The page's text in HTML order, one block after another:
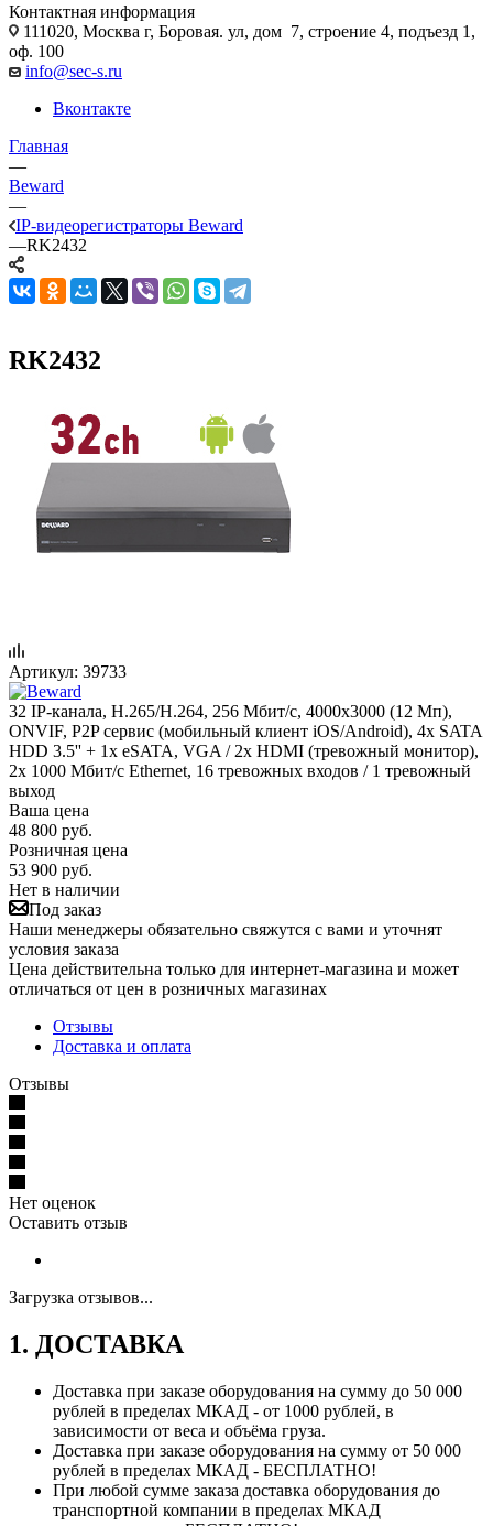
Контактная информация
111020, Москва г, Боровая. ул, дом 7, строение 4, подъезд 1,
оф. 100
info@sec-s.ru
Вконтакте
Главная
—
Beward
—
IP-видеорегистраторы Beward
—RK2432
RK2432
Артикул: 39733
32 IP-канала, H.265/H.264, 256 Мбит/с, 4000х3000 (12 Мп),
ONVIF, P2P сервис (мобильный клиент iOS/Android), 4x SATA
HDD 3.5'' + 1x eSATA, VGA / 2x HDMI (тревожный монитор),
2x 1000 Мбит/с Ethernet, 16 тревожных входов / 1 тревожный
выход
Ваша цена
48 800 руб.
Розничная цена
53 900 руб.
Нет в наличии
Под заказ
Наши менеджеры обязательно свяжутся с вами и уточнят
условия заказа
Цена действительна только для интернет-магазина и может
отличаться от цен в розничных магазинах
Отзывы
Доставка и оплата
Отзывы
Нет оценок
Оставить отзыв
Загрузка отзывов...
1. ДОСТАВКА
Доставка при заказе оборудования на сумму до 50 000
рублей в пределах МКАД - от 1000 рублей, в
зависимости от веса и объёма груза.
Доставка при заказе оборудования на сумму от 50 000
рублей в пределах МКАД - БЕСПЛАТНО!
При любой сумме заказа доставка оборудования до
транспортной компании в пределах МКАД